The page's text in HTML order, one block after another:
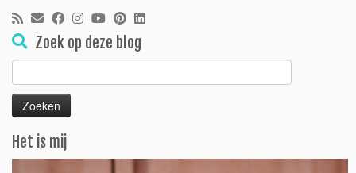
Zoek op deze blog
Zoeken
naar:
Het is mij